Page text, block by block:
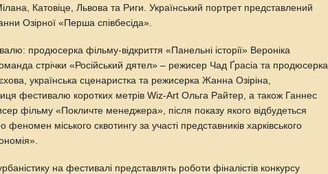
Катовіце, Львова та Риги. Український портрет представлений
Озірної «Перша співбесіда».
продюсерка фільму-відкриття «Панельні історії» Вероніка
стрічки «Російський дятел» – режисер Чад Ґрасіа та продюсерка
українська сценаристка та режисерка Жанна Озіріна,
фестивалю коротких метрів Wiz-Art Ольга Райтер, а також Ганнес
фільму «Покличте менеджера», після показу якого відбудеться
феномен міського сквотингу за участі представників харківського
на фестивалі представлять роботи фіналістів конкурсу